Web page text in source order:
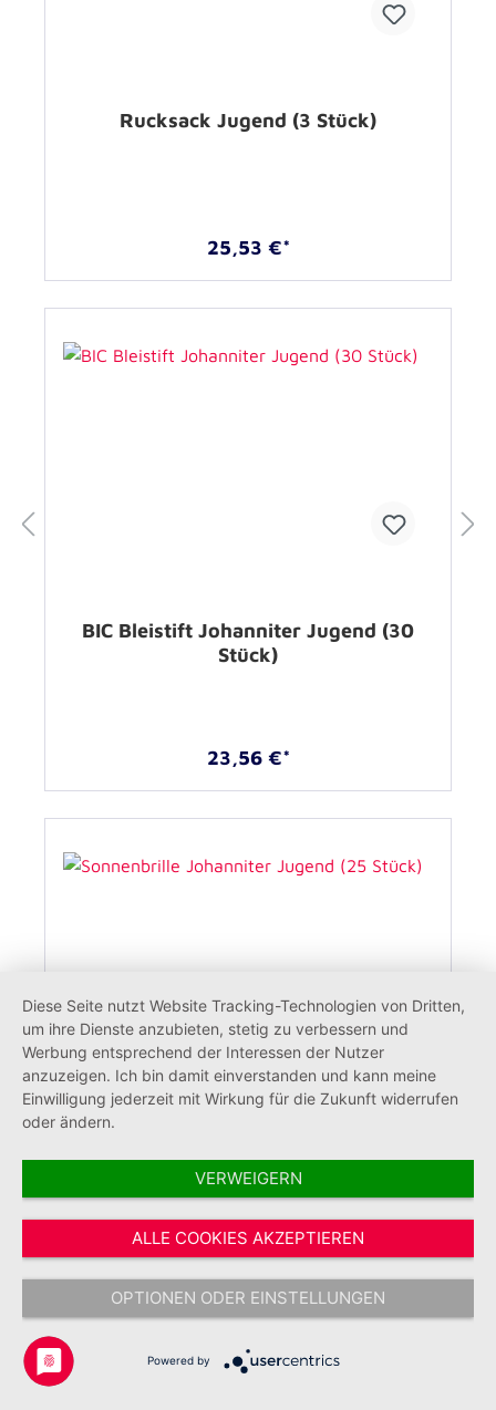
Rucksack Jugend (3 Stück)
25,53 €*
BIC Bleistift Johanniter Jugend (30
Stück)
23,56 €*
Stück)
38,08 €*
Diese Seite nutzt Website Tracking-Technologien von Dritten,
um ihre Dienste anzubieten, stetig zu verbessern und
Werbung entsprechend der Interessen der Nutzer
anzuzeigen. Ich bin damit einverstanden und kann meine
Einwilligung jederzeit mit Wirkung für die Zukunft widerrufen
oder ändern.
VERWEIGERN
ALLE COOKIES AKZEPTIEREN
OPTIONEN ODER EINSTELLUNGEN
Powered by